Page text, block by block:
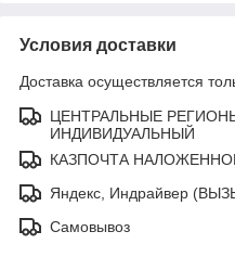
Условия доставки
Доставка осуществляется
ЦЕНТРАЛЬНЫЕ
ИНДИВИДУАЛЬНЫЙ
КАЗПОЧТА
Яндекс, Индрайвер
Самовывоз